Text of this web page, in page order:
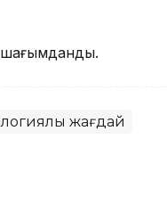
шағымданды.
жағдай